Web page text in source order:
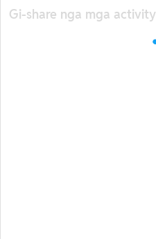
Gi-share nga mga activity